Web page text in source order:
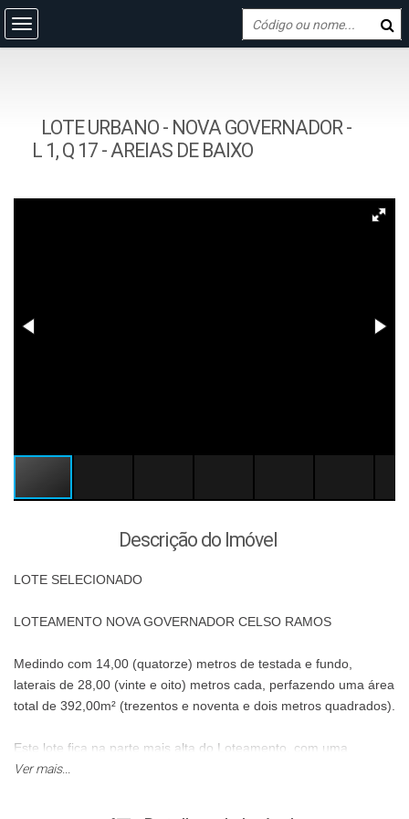
LOTE URBANO - NOVA GOVERNADOR -
L 1, Q 17 - AREIAS DE BAIXO
Descrição do Imóvel
LOTE SELECIONADO
LOTEAMENTO NOVA GOVERNADOR CELSO RAMOS
Medindo com 14,00 (quatorze) metros de testada e fundo,
laterais de 28,00 (vinte e oito) metros cada, perfazendo uma área
total de 392,00m² (trezentos e noventa e dois metros quadrados).
Este lote fica na parte mais alta do Loteamento, com uma
excelente viabilidade e linda vista. Próximo também a Avenida do
Ver mais...